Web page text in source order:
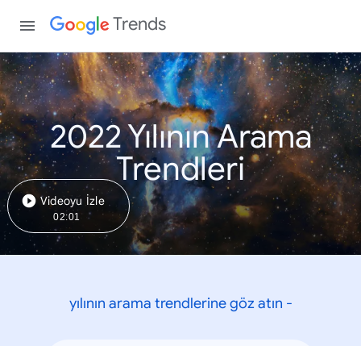
Trends
2022 Yılının Arama
Trendleri
Videoyu İzle
02:01
yılının arama trendlerine göz atın -